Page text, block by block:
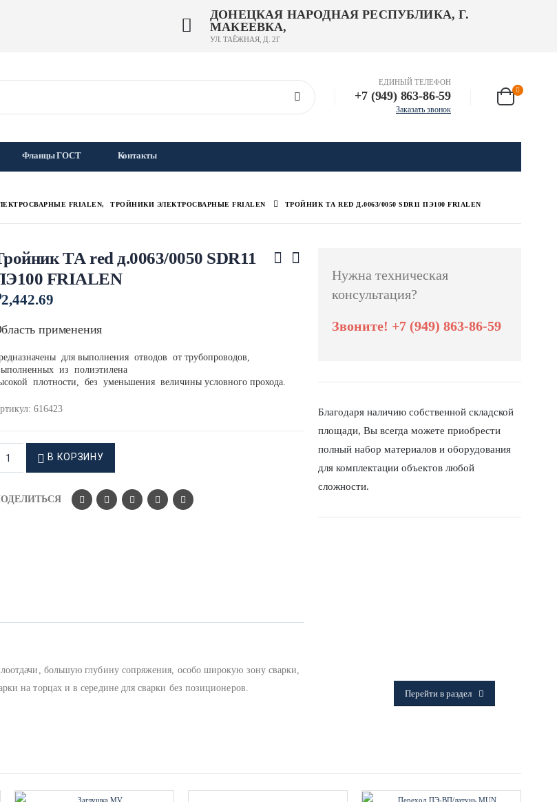
ДОНЕЦКАЯ НАРОДНАЯ РЕСПУБЛИКА, Г.
МАКЕЕВКА,
УЛ. ТАЁЖНАЯ, Д. 2Г
ЕДИНЫЙ ТЕЛЕФОН
+7 (949) 863-86-59
Заказать звонок
Фланцы ГОСТ Контакты
FRIALEN, ТРОЙНИКИ ЭЛЕКТРОСВАРНЫЕ FRIALEN ТРОЙНИК TА RED Д.0063/0050 SDR11 ПЭ100 FRIALEN
TА red д.0063/0050 SDR11
FRIALEN
2,442.69
применения
для выполнения отводов от трубопроводов,
из полиэтилена
плотности, без уменьшения величины условного прохода.
616423
В КОРЗИНУ
большую глубину сопряжения, особо широкую зону сварки,
на торцах и в середине для сварки без позиционеров.
Нужна техническая
консультация?
Звоните! +7 (949) 863-86-59
Благодаря наличию собственной складской
площади, Вы всегда можете приобрести
полный набор материалов и оборудования
для комплектации объектов любой
сложности.
Перейти в раздел